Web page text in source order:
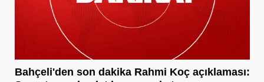
Bahçeli'den son dakika Rahmi Koç açıklaması: